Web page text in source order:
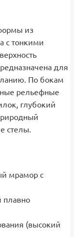
из
с тонкими
для
По бокам
рельефные
глубокий
стелы.
мрамор с
плавно
(высокий